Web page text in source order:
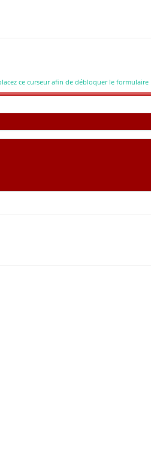
ce curseur afin de débloquer le formulaire